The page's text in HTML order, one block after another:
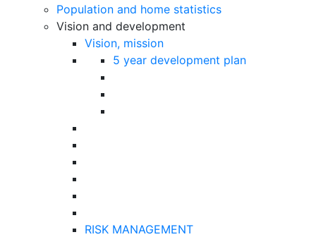
Population and home statistics
Vision and development
Vision, mission
5 year development plan
RISK MANAGEMENT